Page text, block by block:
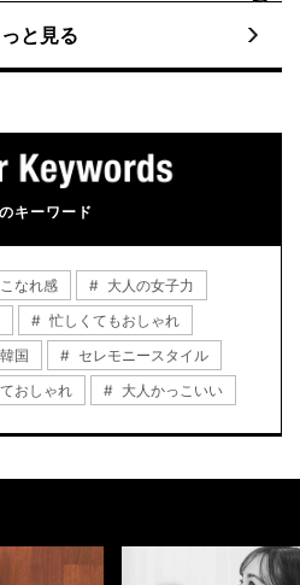
と見る
キーワード
こなれ感
大人の女子力
忙しくてもおしゃれ
韓国
セレモニースタイル
おしゃれ 大人かっこいい